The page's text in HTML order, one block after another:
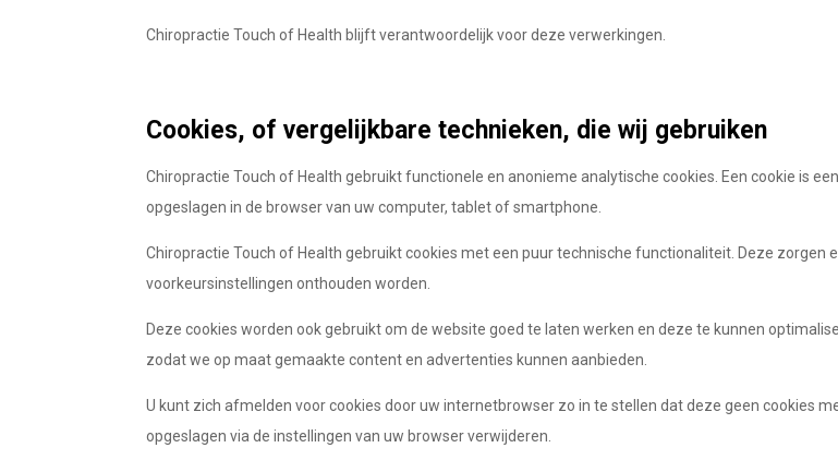
Chiropractie Touch of Health blijft verantwoordelijk voor deze verwerkingen.
Cookies, of vergelijkbare technieken, die wij gebruiken
Chiropractie Touch of Health gebruikt functionele en anonieme analytische cookies. Een cookie is
opgeslagen in de browser van uw computer, tablet of smartphone.
Chiropractie Touch of Health gebruikt cookies met een puur technische functionaliteit. Deze
voorkeursinstellingen onthouden worden.
Deze cookies worden ook gebruikt om de website goed te laten werken en deze te kunnen
zodat we op maat gemaakte content en advertenties kunnen aanbieden.
U kunt zich afmelden voor cookies door uw internetbrowser zo in te stellen dat deze geen cookies
opgeslagen via de instellingen van uw browser verwijderen.